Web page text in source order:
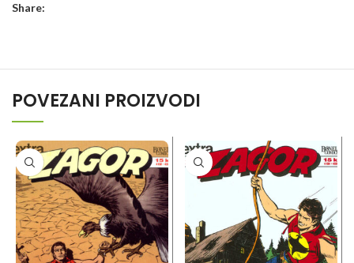
Share:
POVEZANI PROIZVODI